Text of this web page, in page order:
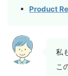
Product
私
こ